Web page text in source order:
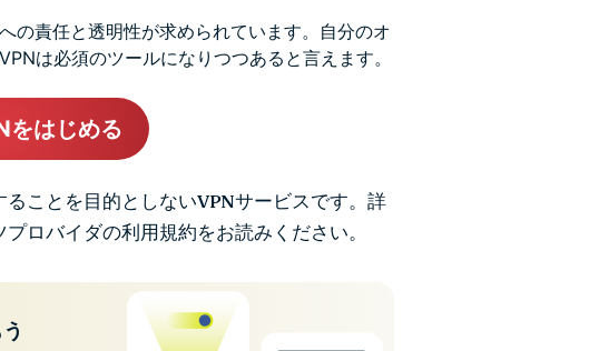
の責任と透明性が求められています。自分のオ
は必須のツールになりつつあると言えます。
はじめる
ことを目的としないVPNサービスです。詳
ロバイダの利用規約をお読みください。